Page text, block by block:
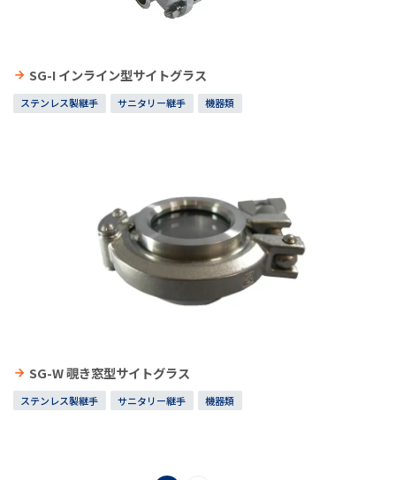
SG-I インライン型サイトグラス
ステンレス製継手 サニタリー継手 機器類
SG-W 覗き窓型サイトグラス
ステンレス製継手 サニタリー継手 機器類